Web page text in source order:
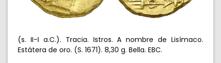
(s. II-I a.C.). Tracia. Istros. A nombre de Lisímaco.
Estátera de oro. (S. 1671). 8,30 g. Bella. EBC.